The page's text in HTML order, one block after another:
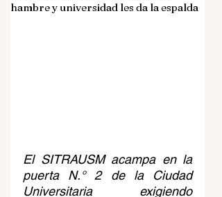
hambre y universidad les da la espalda
El SITRAUSM acampa en la
puerta N.° 2 de la Ciudad
Universitaria exigiendo